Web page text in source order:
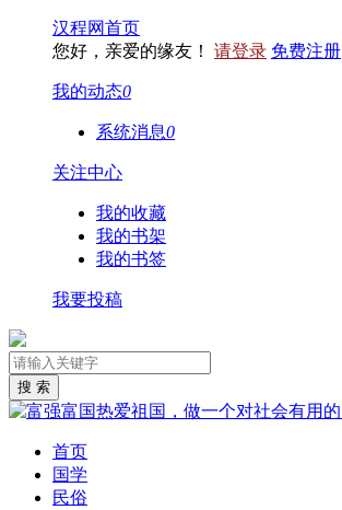
汉程网首页
您好，亲爱的缘友！ 请登录 免费注册
我的动态0
系统消息0
关注中心
我的收藏
我的书架
我的书签
我要投稿
首页
国学
民俗